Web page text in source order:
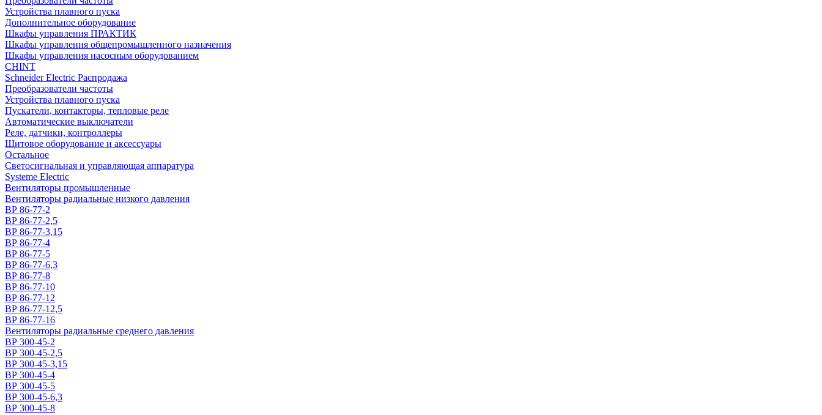
Устройства плавного пуска
Дополнительное оборудование
Шкафы управления ПРАКТИК
Шкафы управления общепромышленного назначения
Шкафы управления насосным оборудованием
CHINT
Schneider Electric Распродажа
Преобразователи частоты
Устройства плавного пуска
Пускатели, контакторы, тепловые реле
Автоматические выключатели
Реле, датчики, контроллеры
Щитовое оборудование и аксессуары
Остальное
Светосигнальная и управляющая аппаратура
Systeme Electric
Вентиляторы промышленные
Вентиляторы радиальные низкого давления
ВР 86-77-2
ВР 86-77-2,5
ВР 86-77-3,15
ВР 86-77-4
ВР 86-77-5
ВР 86-77-6,3
ВР 86-77-8
ВР 86-77-10
ВР 86-77-12
ВР 86-77-12,5
ВР 86-77-16
Вентиляторы радиальные среднего давления
ВР 300-45-2
ВР 300-45-2,5
ВР 300-45-3,15
ВР 300-45-4
ВР 300-45-5
ВР 300-45-6,3
ВР 300-45-8